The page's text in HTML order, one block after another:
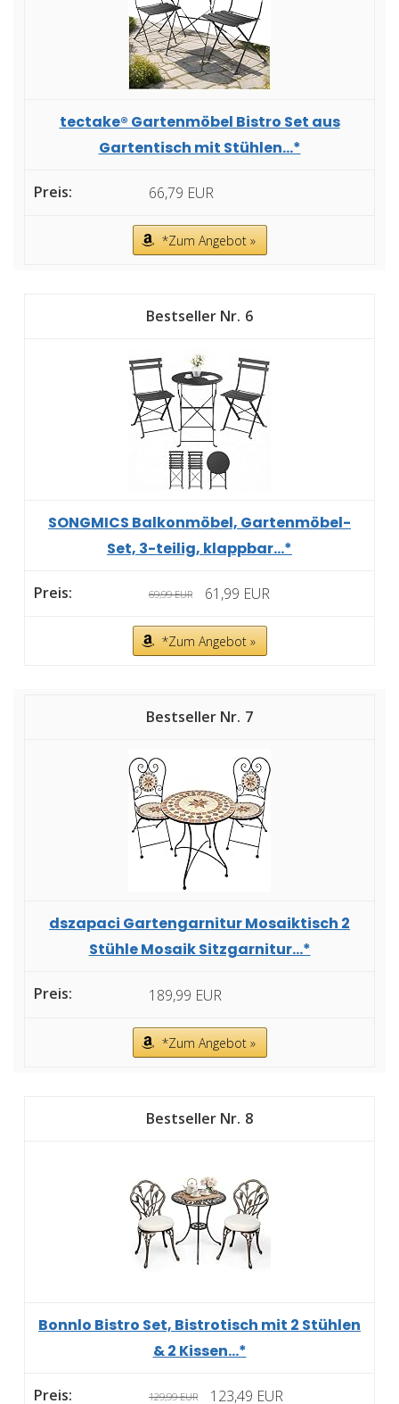
tectake® Gartenmöbel Bistro Set aus
Gartentisch mit Stühlen...*
66,79 EUR
*Zum Angebot »
6
SONGMICS Balkonmöbel, Gartenmöbel-
Set, 3-teilig, klappbar...*
69,99 EUR 61,99 EUR
*Zum Angebot »
7
dszapaci Gartengarnitur Mosaiktisch 2
Stühle Mosaik Sitzgarnitur...*
189,99 EUR
*Zum Angebot »
8
Bonnlo Bistro Set, Bistrotisch mit 2 Stühlen
& 2 Kissen...*
129,99 EUR 123,49 EUR